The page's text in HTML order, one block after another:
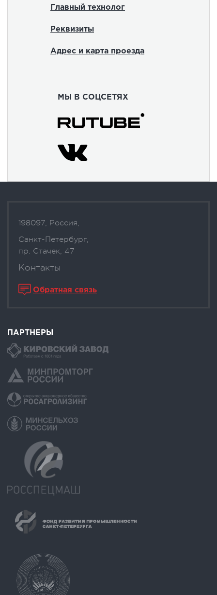
Главный технолог
Реквизиты
Адрес и карта проезда
МЫ В СОЦСЕТЯХ
198097, Россия,
Санкт-Петербург,
пр. Стачек, 47
Контакты
Обратная связь
ПАРТНЕРЫ